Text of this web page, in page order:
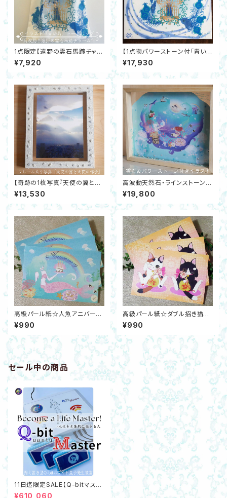
1点限定【遠野の霊石馬蹄チャー
ム付☆青い鳥イラスト全面プリ
ントトートバッグ】ポケット付きコ
ットン100 開運
¥7,920
【1点物パワーストーン付「青い
鳥」イラスト】ファブリックボード
遠野の霊石ラピス アパタイト ラ
リマー ストーンアート
¥17,930
【奇跡の1枚写真『天使の翼と天
使の梯子』天然石付きフレーム
入】エンジェライト・フェアリース
キンサファイア・レムリアンシー
¥13,530
高波動天然石・ラインストーン付
開運イラスト「人魚の海」＆ミニノ
ートSet遠野の霊石アクアマリ
ン マーメイド
¥19,800
高級パール紙☆人魚アニバーサ
リーカード3枚セット虹マーメイ
ド
¥990
高級パール紙☆ダブル招き猫メ
ッセージカード3枚セット ハート
三毛猫＆八ワレ黒猫
¥990
セール中の商品
11日迄限定SALE【Q-bitマスタ
ー】据え置き型Q-bitホワイト量
¥610,060